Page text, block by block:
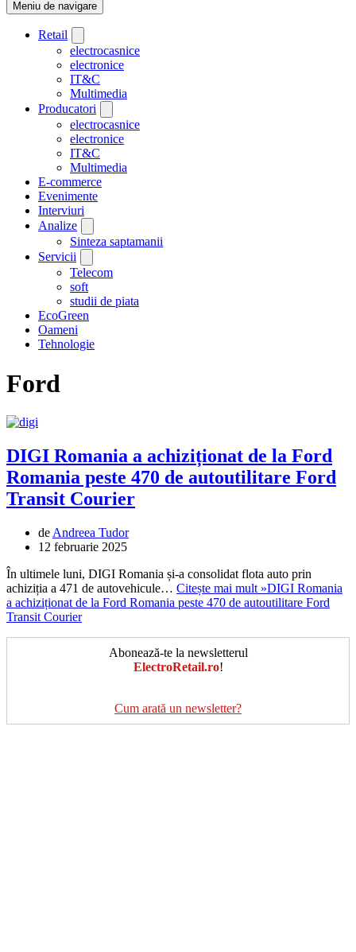
Meniu de navigare
Retail
electrocasnice
electronice
IT&C
Multimedia
Producatori
electrocasnice
electronice
IT&C
Multimedia
E-commerce
Evenimente
Interviuri
Analize
Sinteza saptamanii
Servicii
Telecom
soft
studii de piata
EcoGreen
Oameni
Tehnologie
Ford
DIGI Romania a achiziționat de la Ford
Romania peste 470 de autoutilitare Ford
Transit Courier
de Andreea Tudor
12 februarie 2025
În ultimele luni, DIGI Romania și-a consolidat flota auto prin
achiziția a 471 de autovehicule… Citește mai mult »DIGI Romania
a achiziționat de la Ford Romania peste 470 de autoutilitare Ford
Transit Courier
Abonează-te la newsletterul
ElectroRetail.ro!
Cum arată un newsletter?